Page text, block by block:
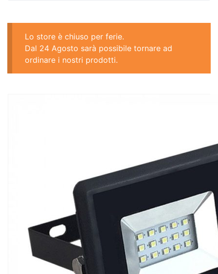
Lo store è chiuso per ferie.
Dal 24 Agosto sarà possibile tornare ad
ordinare i nostri prodotti.